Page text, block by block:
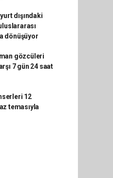
dışındaki
dönüşüyor
gözcüleri
7 gün 24 saat
12
temasıyla